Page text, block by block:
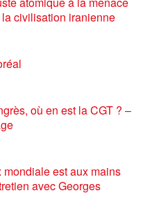
la civilisation iranienne
où en est la CGT ? –
mondiale est aux mains
avec Georges